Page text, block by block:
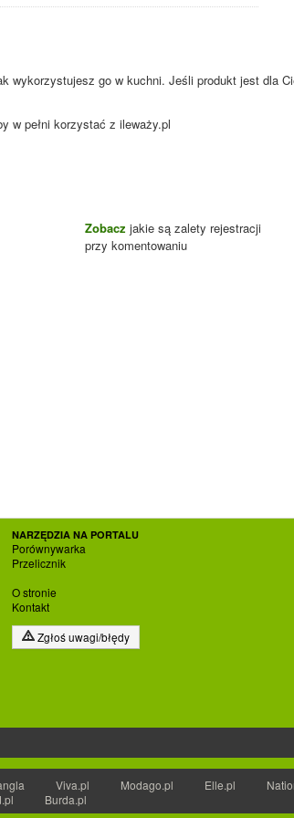
wykorzystujesz go w kuchni. Jeśli produkt jest dla
w pełni korzystać z ileważy.pl
Zobacz jakie są zalety rejestracji
przy komentowaniu
NARZĘDZIA NA PORTALU
Porównywarka
Przelicznik
O stronie
Kontakt
Zgłoś uwagi/błędy
Viva.pl Modago.pl Elle.pl
Burda.pl